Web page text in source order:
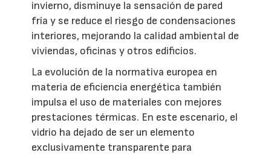
invierno, disminuye la sensación de pared
fría y se reduce el riesgo de condensaciones
interiores, mejorando la calidad ambiental de
viviendas, oficinas y otros edificios.
La evolución de la normativa europea en
materia de eficiencia energética también
impulsa el uso de materiales con mejores
prestaciones térmicas. En este escenario, el
vidrio ha dejado de ser un elemento
exclusivamente transparente para